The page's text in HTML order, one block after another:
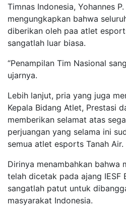
Timnas Indonesia, Yohannes
mengungkapkan bahwa
diberikan oleh paa atlet
sangatlah luar biasa.
“Penampilan Tim Nasional
ujarnya.
Lebih lanjut, pria yang juga
Kepala Bidang Atlet, Prestasi
memberikan selamat atas
perjuangan yang selama ini
semua atlet esports Tanah Air.
Dirinya menambahkan bahwa
telah dicetak pada ajang IESF
sangatlah patut untuk
masyarakat Indonesia.